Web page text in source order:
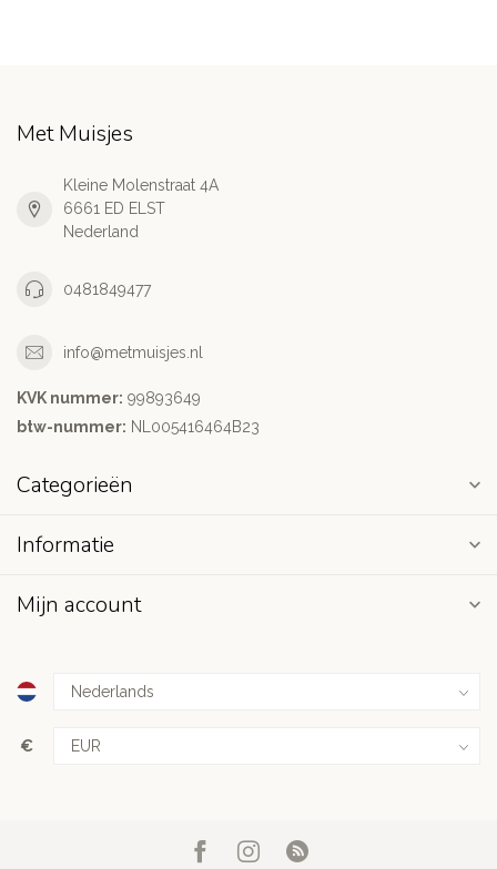
Met Muisjes
Kleine Molenstraat 4A
6661 ED ELST
Nederland
0481849477
info@metmuisjes.nl
KVK nummer: 99893649
btw-nummer: NL005416464B23
Categorieën
Informatie
Mijn account
€